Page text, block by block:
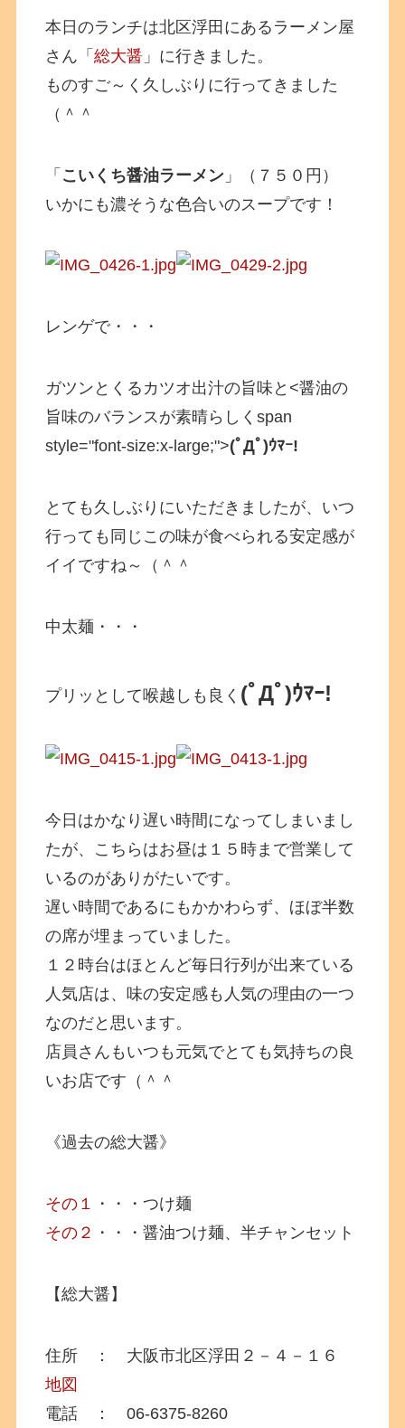
本日のランチは北区浮田にあるラーメン屋
さん「総大醤 」に行きました。
ものすご～く久しぶりに行ってきました
（＾＾
「 こいくち醤油ラーメン 」（７５０円）
いかにも濃そうな色合いのスープです！
レンゲで・・・
ガツンとくるカツオ出汁の旨味と<醤油の
旨味のバランスが素晴らしくspan
style="font-size:x-large;">(ﾟДﾟ)ｳﾏｰ!
とても久しぶりにいただきましたが、いつ
行っても同じこの味が食べられる安定感が
イイですね～（＾＾
中太麺・・・
プリッとして喉越しも良く (ﾟДﾟ)ｳﾏｰ!
今日はかなり遅い時間になってしまいまし
たが、こちらはお昼は１５時まで営業して
いるのがありがたいです。
遅い時間であるにもかかわらず、ほぼ半数
の席が埋まっていました。
１２時台はほとんど毎日行列が出来ている
人気店は、味の安定感も人気の理由の一つ
なのだと思います。
店員さんもいつも元気でとても気持ちの良
いお店です（＾＾
《過去の総大醤》
その１ ・・・つけ麺
その２ ・・・醤油つけ麺、半チャンセット
【総大醤】
住所 ： 大阪市北区浮田２－４－１６
地図
電話 ： 06-6375-8260